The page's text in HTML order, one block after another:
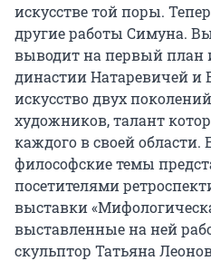
искусстве той поры.
другие работы Симуна.
выводит на первый план
династии Натаревичей и
искусство двух
художников, талант
каждого в своей области.
философские темы
посетителями
выставки
выставленные на ней
скульптор Татьяна